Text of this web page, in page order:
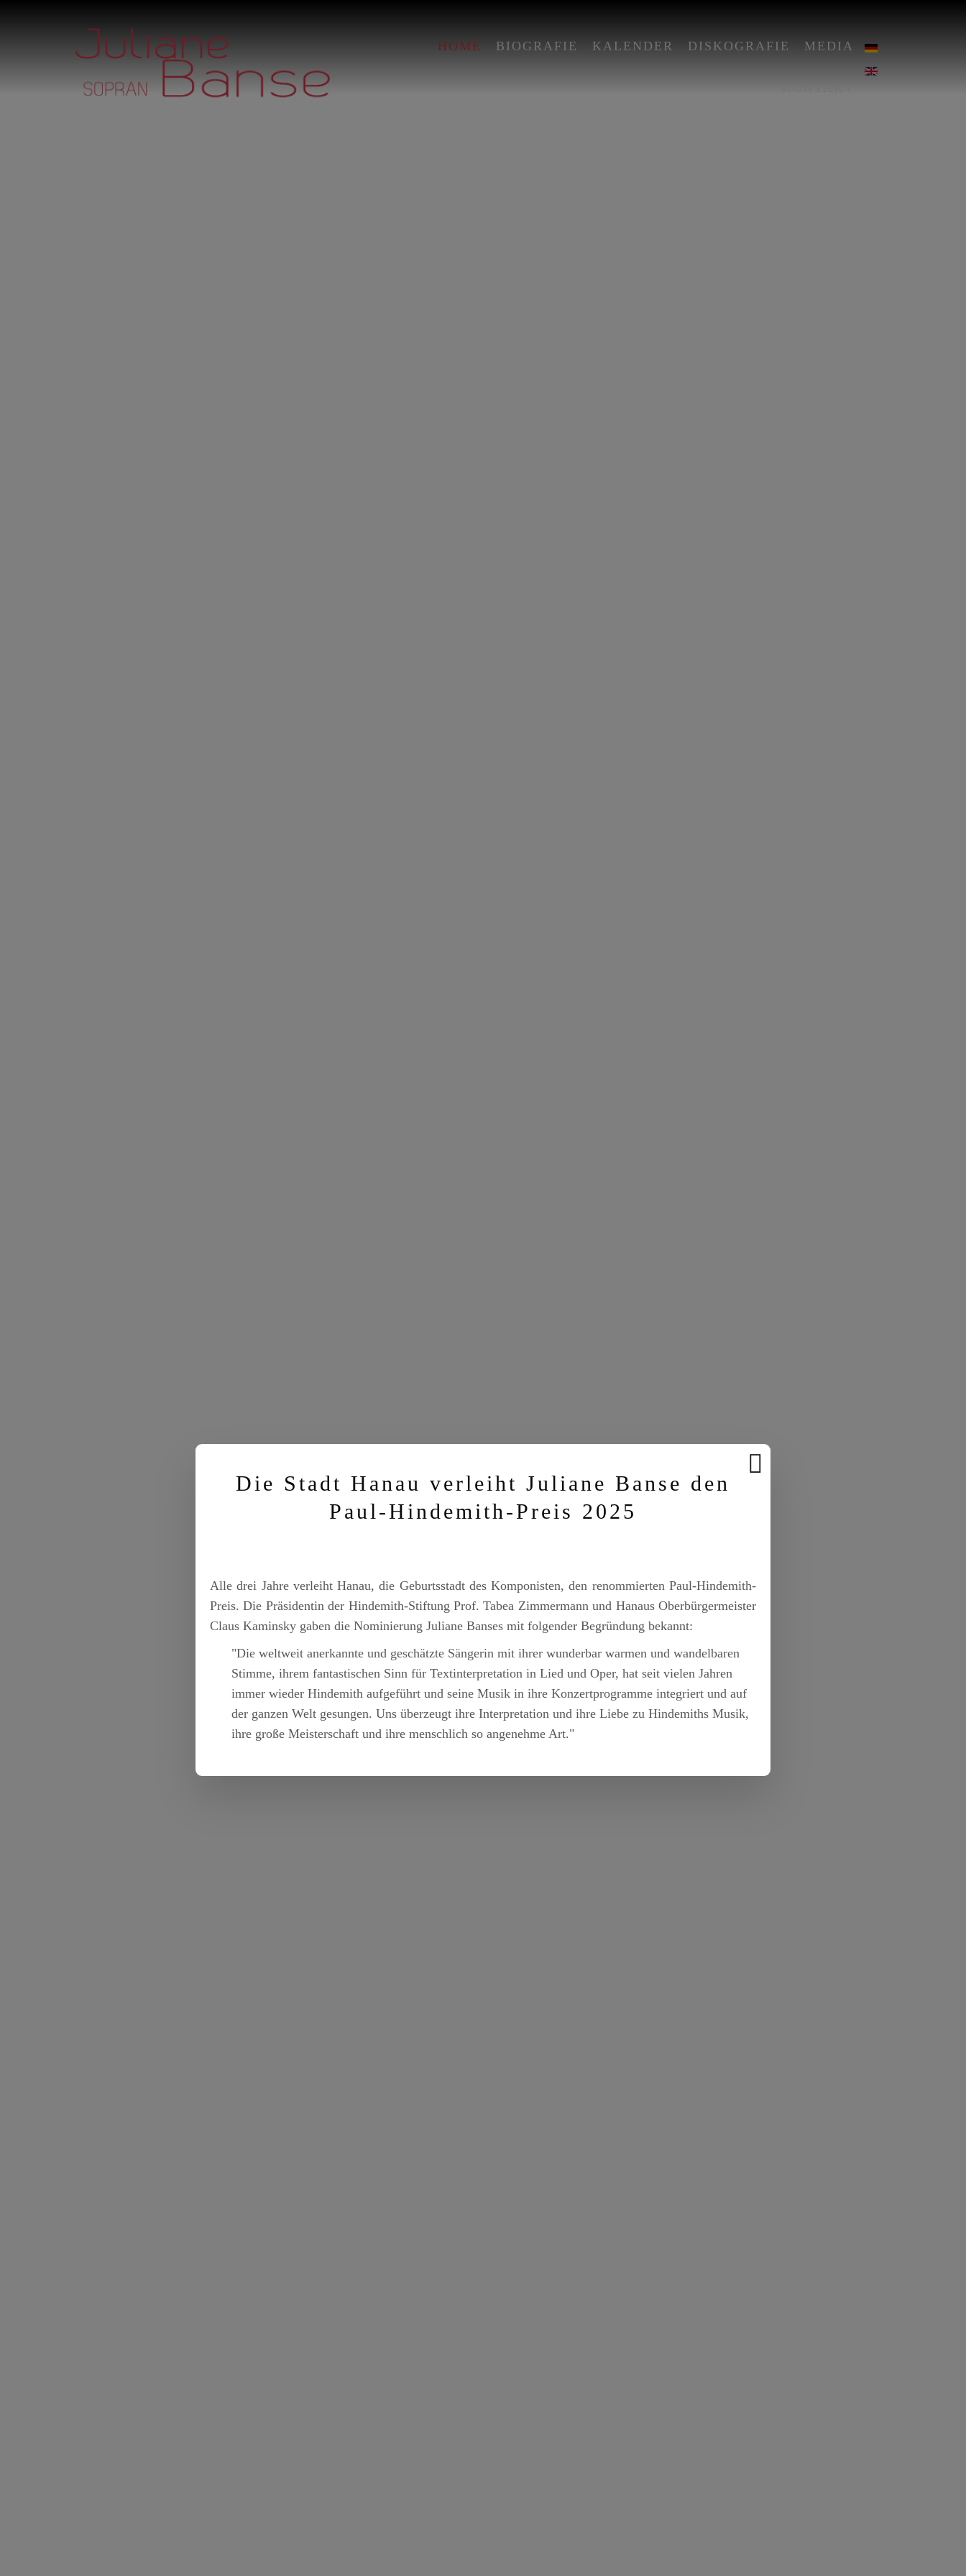
HOME BIOGRAFIE KALENDER DISKOGRAFIE MEDIA
Die Stadt Hanau verleiht Juliane Banse den
Paul-Hindemith-Preis 2025
Alle drei Jahre verleiht Hanau, die Geburtsstadt des Komponisten, den renommierten Paul-Hindemith-
Preis. Die Präsidentin der Hindemith-Stiftung Prof. Tabea Zimmermann und Hanaus Oberbürgermeister
Claus Kaminsky gaben die Nominierung Juliane Banses mit folgender Begründung bekannt:
"Die weltweit anerkannte und geschätzte Sängerin mit ihrer wunderbar warmen und wandelbaren
Stimme, ihrem fantastischen Sinn für Textinterpretation in Lied und Oper, hat seit vielen Jahren
immer wieder Hindemith aufgeführt und seine Musik in ihre Konzertprogramme integriert und auf
der ganzen Welt gesungen. Uns überzeugt ihre Interpretation und ihre Liebe zu Hindemiths Musik,
ihre große Meisterschaft und ihre menschlich so angenehme Art."